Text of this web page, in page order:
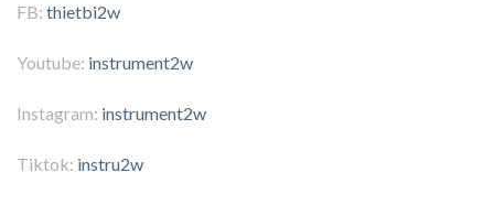
FB: thietbi2w
Youtube: instrument2w
Instagram: instrument2w
Tiktok: instru2w